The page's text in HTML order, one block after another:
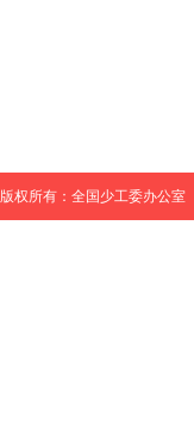
版权所有：全国少工委办公